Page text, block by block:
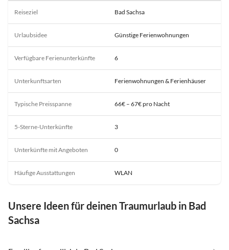
Reiseziel Bad Sachsa
Urlaubsidee Günstige Ferienwohnungen
Verfügbare Ferienunterkünfte 6
Unterkunftsarten Ferienwohnungen & Ferienhäuser
Typische Preisspanne 66€ – 67€ pro Nacht
5-Sterne-Unterkünfte 3
Unterkünfte mit Angeboten 0
Häufige Ausstattungen WLAN
Unsere Ideen für deinen Traumurlaub in Bad
Sachsa